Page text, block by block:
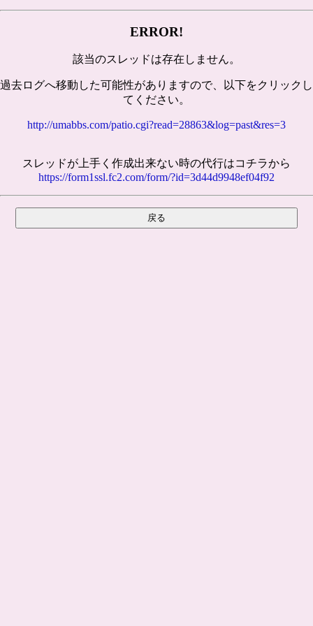
ERROR!
該当のスレッドは存在しません。
過去ログへ移動した可能性がありますので、以下をクリックし
てください。
http://umabbs.com/patio.cgi?read=28863&log=past&res=3
スレッドが上手く作成出来ない時の代行はコチラから
https://form1ssl.fc2.com/form/?id=3d44d9948ef04f92